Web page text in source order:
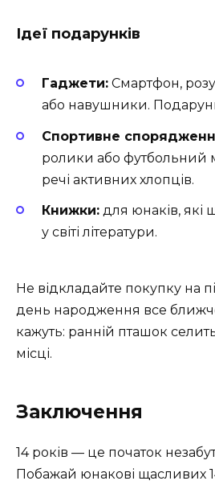
Ідеї подарунків
Гаджети: Смартфон,
або навушники.
Спортивне
ролики або футбольний
речі активних хлопців.
Книжки: для юнаків, які
у світі літератури.
Не відкладайте покупку на
день народження все
кажуть: ранній пташок
місці.
Заключення
14 років — це початок
Побажай юнакові щасливих